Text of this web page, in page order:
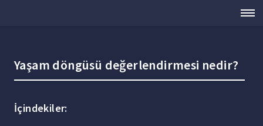
Yaşam döngüsü değerlendirmesi nedir?
İçindekiler: